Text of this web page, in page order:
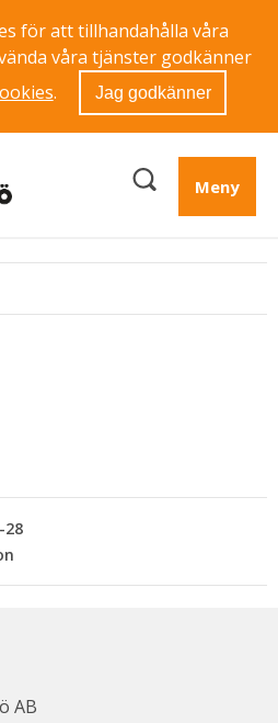
för att tillhandahålla våra
våra tjänster godkänner
. Jag godkänner
Meny
28
AB